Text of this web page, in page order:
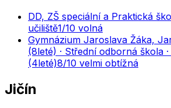
DD, ZŠ speciální a Praktická
učiliště1/10 volná
Gymnázium Jaroslava Žáka,
(8leté) · Střední odborná škola
(4leté)8/10 velmi obtížná
Jičín